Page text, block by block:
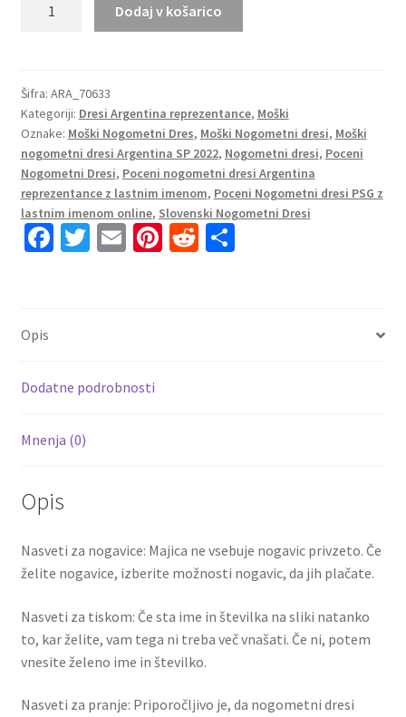
Gostujoči
SP
2022
Kratek
Rokav
+
Kratke
hlače
Dodaj v košarico
Šifra: ARA_70633
Kategoriji: Dresi Argentina reprezentance, Moški
Oznake: Moški Nogometni Dres, Moški Nogometni dresi, Moški
nogometni dresi Argentina SP 2022, Nogometni dresi, Poceni
Nogometni Dresi, Poceni nogometni dresi Argentina
reprezentance z lastnim imenom, Poceni Nogometni dresi PSG z
lastnim imenom online, Slovenski Nogometni Dresi
Fa
k
T E Pi R S
Opis
Dodatne podrobnosti
Mnenja (0)
Opis
Nasveti za nogavice: Majica ne vsebuje nogavic privzeto. Če
želite nogavice, izberite možnosti nogavic, da jih plačate.
Nasveti za tiskom: Če sta ime in številka na sliki natanko
to, kar želite, vam tega ni treba več vnašati. Če ni, potem
vnesite želeno ime in številko.
Nasveti za pranje: Priporočljivo je, da nogometni dresi